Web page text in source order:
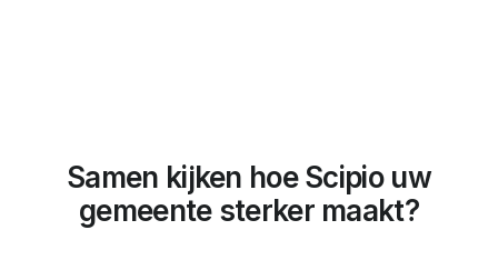
Samen kijken hoe Scipio uw
gemeente sterker maakt?